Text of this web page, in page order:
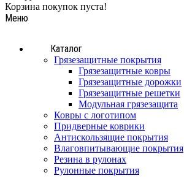
Корзина покупок пуста!
Меню
Каталог
Грязезащитные покрытия
Грязезащитные ковры
Грязезащитные дорожки
Грязезащитные решетки
Модульная грязезащита
Ковры с логотипом
Придверные коврики
Антискользящие покрытия
Влаговпитывающие покрытия
Резина в рулонах
Рулонные покрытия